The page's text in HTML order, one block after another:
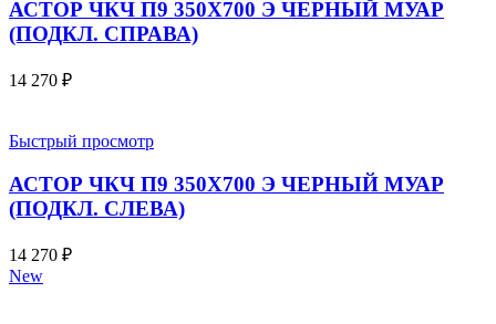
АСТОР ЧКЧ П9 350Х700 Э ЧЕРНЫЙ МУАР
(ПОДКЛ. СПРАВА)
14 270 ₽
Быстрый просмотр
АСТОР ЧКЧ П9 350Х700 Э ЧЕРНЫЙ МУАР
(ПОДКЛ. СЛЕВА)
14 270 ₽
New